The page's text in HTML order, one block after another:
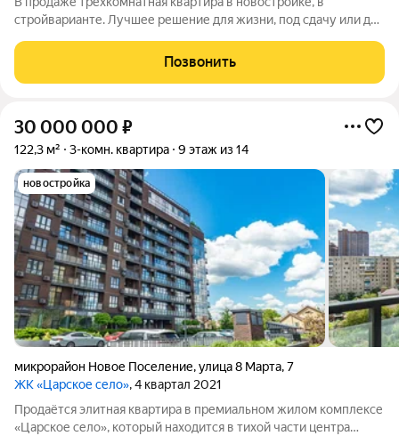
стройварианте. Лучшее решение для жизни, под сдачу или для
жилья бизнес-класса. Здесь есть просторная прихожая, две
лоджии, два отдельных
Позвонить
30 000 000 ₽
122,3 м² 3-комн. квартира 9 этаж из 14
новостройка
микрорайон Новое Поселение,улица 8 Марта,7
ЖК «Царское село», 4 квартал 2021
Продаётся элитная квартира в премиальном жилом комплексе
«Царское село», который находится в тихой части центра